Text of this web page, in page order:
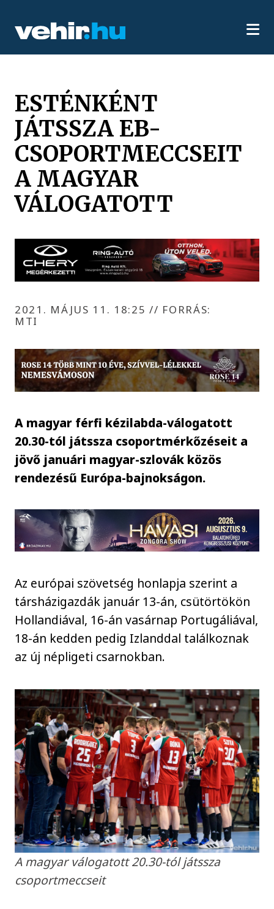
ESTÉNKÉNT
JÁTSSZA EB-
CSOPORTMECCSEIT
A MAGYAR
VÁLOGATOTT
2021. MÁJUS 11. 18:25// FORRÁS:
MTI
A magyar férfi kézilabda-válogatott
20.30-tól játssza csoportmérkőzéseit a
jövő januári magyar-szlovák közös
rendezésű Európa-bajnokságon.
Az európai szövetség honlapja szerint a
társházigazdák január 13-án, csütörtökön
Hollandiával, 16-án vasárnap Portugáliával,
18-án kedden pedig Izlanddal találkoznak
az új népligeti csarnokban.
A magyar válogatott 20.30-tól játssza
csoportmeccseit